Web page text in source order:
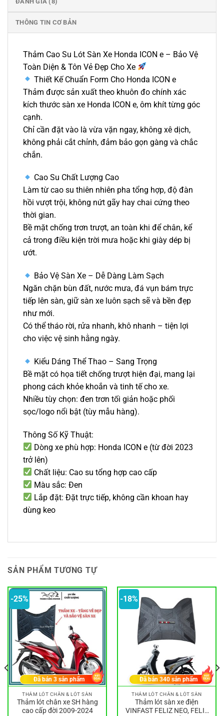
THÔNG TIN CƠ BẢN
Thảm Cao Su Lót Sàn Xe Honda ICON e – Bảo Vệ
Toàn Diện & Tôn Vẻ Đẹp Cho Xe
Thiết Kế Chuẩn Form Cho Honda ICON e
Thảm được sản xuất theo khuôn đo chính xác
kích thước sàn xe Honda ICON e, ôm khít từng góc
cạnh.
Chỉ cần đặt vào là vừa vặn ngay, không xê dịch,
không phải cắt chỉnh, đảm bảo gọn gàng và chắc
chắn.
Cao Su Chất Lượng Cao
Làm từ cao su thiên nhiên pha tổng hợp, độ đàn
hồi vượt trội, không nứt gãy hay chai cứng theo
thời gian.
Bề mặt chống trơn trượt, an toàn khi để chân, kể
cả trong điều kiện trời mưa hoặc khi giày dép bị
ướt.
Bảo Vệ Sàn Xe – Dễ Dàng Làm Sạch
Ngăn chặn bùn đất, nước mưa, đá vụn bám trực
tiếp lên sàn, giữ sàn xe luôn sạch sẽ và bền đẹp
như mới.
Có thể tháo rời, rửa nhanh, khô nhanh – tiện lợi
cho việc vệ sinh hằng ngày.
Kiểu Dáng Thể Thao – Sang Trọng
Bề mặt có họa tiết chống trượt hiện đại, mang lại
phong cách khỏe khoắn và tinh tế cho xe.
Nhiều tùy chọn: đen trơn tối giản hoặc phối
sọc/logo nổi bật (tùy mẫu hàng).
Thông Số Kỹ Thuật:
Dòng xe phù hợp: Honda ICON e (từ đời 2023
trở lên)
Chất liệu: Cao su tổng hợp cao cấp
Màu sắc: Đen
Lắp đặt: Đặt trực tiếp, không cần khoan hay
dùng keo
SẢN PHẨM TƯƠNG TỰ
-25%
THẢM LÓT CHÂN & LÓT SÀN
Thảm lót chân xe SH hàng
cao cấp đời 2009-2024
Đã bán3 sản phẩm
-18%
THẢM LÓT CHÂN & LÓT SÀN
Thảm lót sàn xe điện
VINFAST FELIZ NEO, FELIZ
Đã bán340 sản phẩm